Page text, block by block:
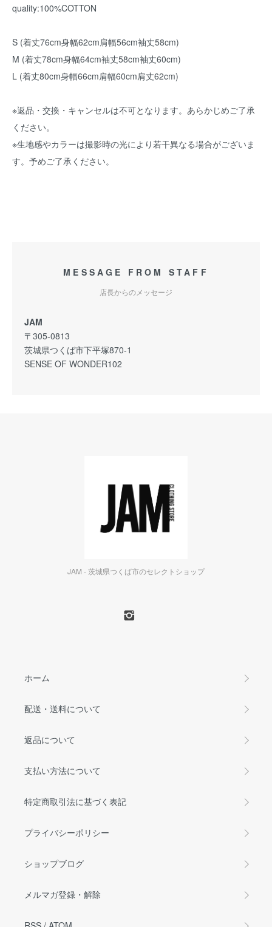
quality:100%COTTON
S (着丈76cm身幅62cm肩幅56cm袖丈58cm)
M (着丈78cm身幅64cm袖丈58cm袖丈60cm)
L (着丈80cm身幅66cm肩幅60cm肩丈62cm)
※返品・交換・キャンセルは不可となります。あらかじめご了承
ください。
※生地感やカラーは撮影時の光により若干異なる場合がございま
す。予めご了承ください。
MESSAGE FROM STAFF
店長からのメッセージ
JAM
〒305-0813
茨城県つくば市下平塚870-1
SENSE OF WONDER102
JAM - 茨城県つくば市のセレクトショップ
ホーム
配送・送料について
返品について
支払い方法について
特定商取引法に基づく表記
プライバシーポリシー
ショップブログ
メルマガ登録・解除